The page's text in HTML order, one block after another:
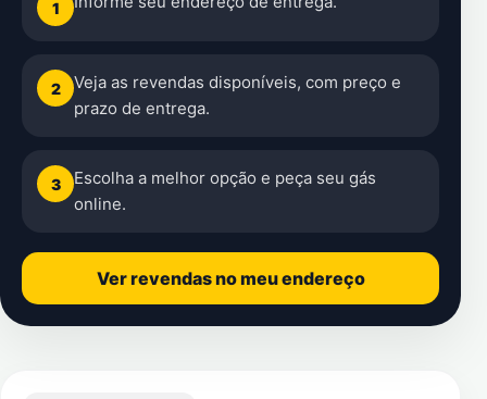
1
2
Veja as revendas disponíveis, com preço e
prazo de entrega.
3
Escolha a melhor opção e peça seu gás
online.
Ver revendas no meu endereço